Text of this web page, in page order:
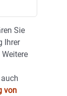
Sie
Ihrer
von